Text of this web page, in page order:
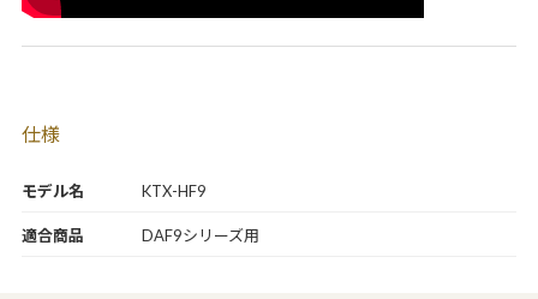
モデル名 KTX-HF9
仕様
適合商品 DAF9シリーズ用